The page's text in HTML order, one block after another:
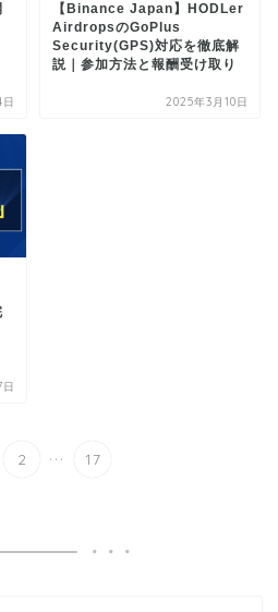
【Binance Japan】HODLer
AirdropsのGoPlus
Security(GPS)対応を徹底解
説｜参加方法と報酬受け取り
2025年3月10日
2 ... 17